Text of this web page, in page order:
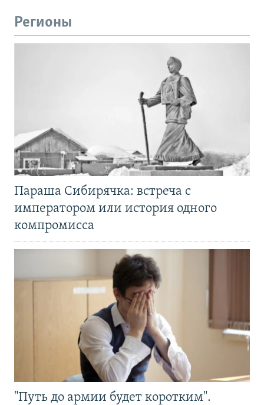
Регионы
Параша Сибирячка: встреча с
императором или история одного
компромисса
"Путь до армии будет коротким".